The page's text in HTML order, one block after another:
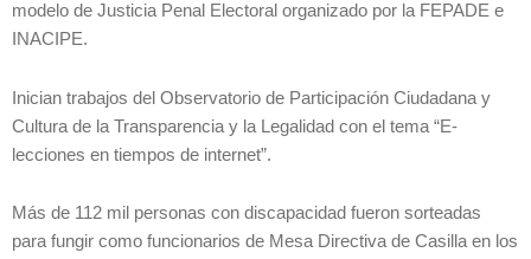
modelo de Justicia Penal Electoral organizado por la FEPADE e
INACIPE.
Inician trabajos del Observatorio de Participación Ciudadana y
Cultura de la Transparencia y la Legalidad con el tema “E-
lecciones en tiempos de internet”.
Más de 112 mil personas con discapacidad fueron sorteadas
para fungir como funcionarios de Mesa Directiva de Casilla en los